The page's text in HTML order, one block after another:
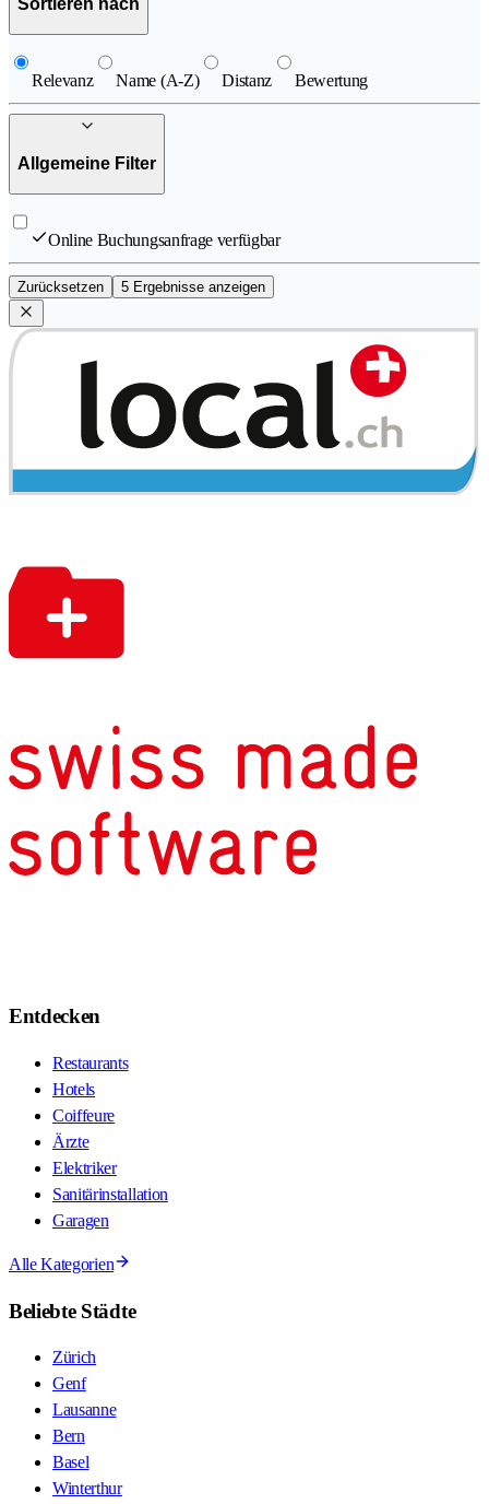
Sortieren nach
Relevanz Name (A-Z) Distanz Bewertung
Allgemeine Filter
Online Buchungsanfrage verfügbar
Zurücksetzen 5 Ergebnisse anzeigen
Entdecken
Restaurants
Hotels
Coiffeure
Ärzte
Elektriker
Sanitärinstallation
Garagen
Alle Kategorien
Beliebte Städte
Zürich
Genf
Lausanne
Bern
Basel
Winterthur